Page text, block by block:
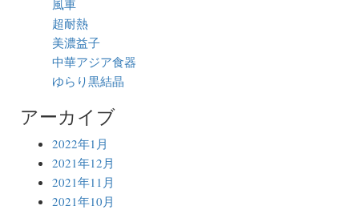
風車
超耐熱
美濃益子
中華アジア食器
ゆらり黒結晶
アーカイブ
2022年1月
2021年12月
2021年11月
2021年10月